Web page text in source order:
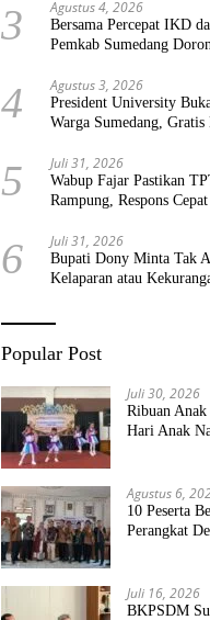
3 Agustus 4, 2026
Bersama Percepat IKD
Pemkab Sumedang
4 Agustus 3, 2026
President University
Warga Sumedang,
5 Juli 31, 2026
Wabup Fajar Pastikan
Rampung, Respons
6 Juli 31, 2026
Bupati Dony Minta Tak
Kelaparan atau
Popular Post
Juli 30, 2026
Ribuan
Hari Anak
Agustus 6,
10 Peserta
Perangkat
Juli 16, 2026
BKPSDM